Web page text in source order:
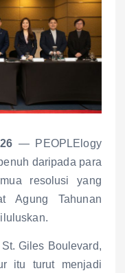
— PEOPLElogy
daripada para
resolusi yang
Agung Tahunan
Giles Boulevard,
itu turut menjadi